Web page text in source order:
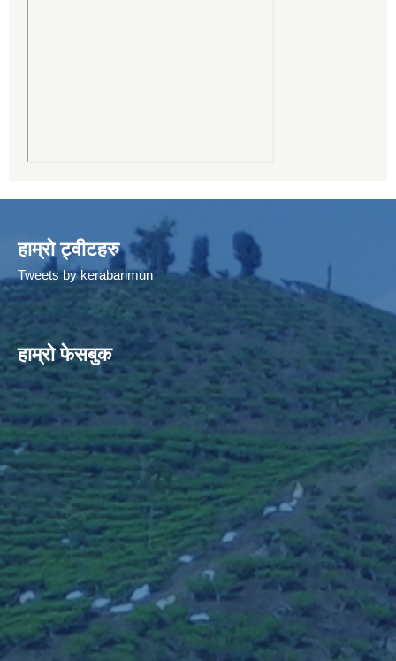
हाम्रो ट्वीटहरु
Tweets by kerabarimun
हाम्रो फेसबुक